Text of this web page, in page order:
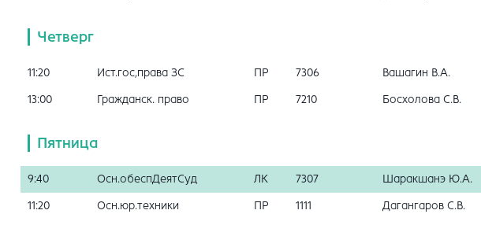
Четверг
11:20 Ист.гос,права ЗС ПР 7306 Вашагин В.А.
13:00 Гражданск. право ПР 7210 Босхолова С.В.
Пятница
9:40 Осн.обеспДеятСуд ЛК 7307 Шаракшанэ Ю.А.
11:20 Осн.юр.техники ПР 1111 Дагангаров С.В.